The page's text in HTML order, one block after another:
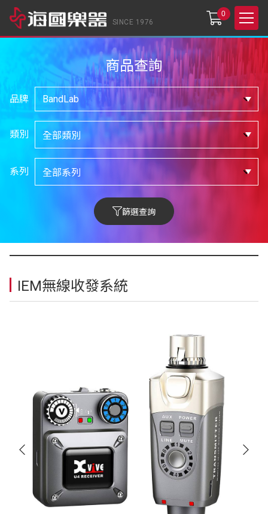
SINCE 1976
0
商品查詢
品牌
類別
系列
篩選查詢
IEM無線收發系統